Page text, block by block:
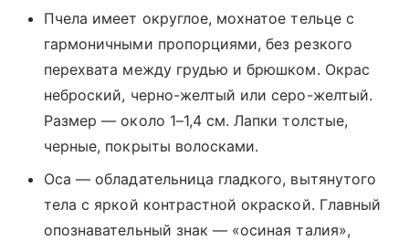
Пчела имеет округлое, мохнатое тельце с
гармоничными пропорциями, без резкого
перехвата между грудью и брюшком. Окрас
неброский, черно-желтый или серо-желтый.
Размер — около 1–1,4 см. Лапки толстые,
черные, покрыты волосками.
Оса — обладательница гладкого, вытянутого
тела с яркой контрастной окраской. Главный
опознавательный знак — «осиная талия»,